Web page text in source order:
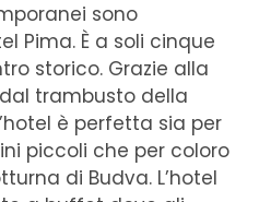
sono
Pima. È a soli cinque
storico. Grazie alla
trambusto della
è perfetta sia per
piccoli che per coloro
di Budva. L’hotel